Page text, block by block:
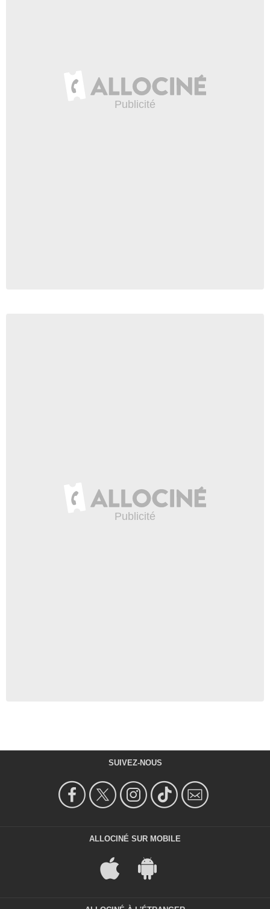
SUIVEZ-NOUS
ALLOCINÉ SUR MOBILE